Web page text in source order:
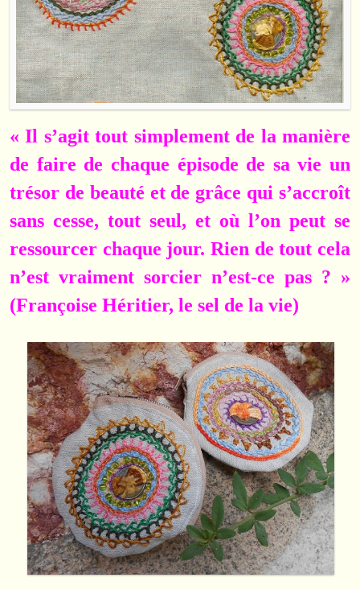
« Il s’agit tout simplement de la manière
de faire de chaque épisode de sa vie un
trésor de beauté et de grâce qui s’accroît
sans cesse, tout seul, et où l’on peut se
ressourcer chaque jour. Rien de tout cela
n’est vraiment sorcier n’est-ce pas ? »
(Françoise Héritier, le sel de la vie)